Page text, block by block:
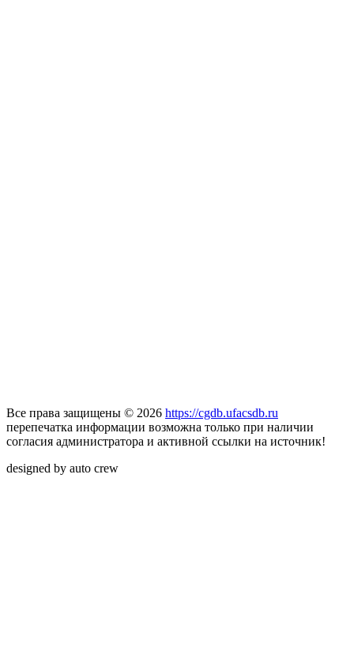
Все права защищены © 2026 https://cgdb.ufacsdb.ru
перепечатка информации возможна только при наличии
согласия администратора и активной ссылки на источник!
designed by auto crew